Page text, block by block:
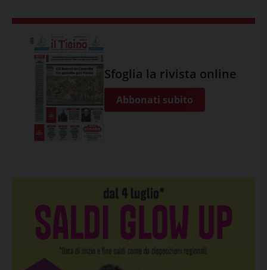
Sfoglia la rivista online
Abbonati subito